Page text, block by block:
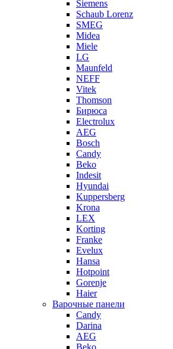
Siemens
Schaub Lorenz
SMEG
Midea
Miele
LG
Maunfeld
NEFF
Vitek
Thomson
Бирюса
Electrolux
AEG
Bosch
Candy
Beko
Indesit
Hyundai
Kuppersberg
Krona
LEX
Korting
Franke
Evelux
Hansa
Hotpoint
Gorenje
Haier
Варочные панели
Candy
Darina
AEG